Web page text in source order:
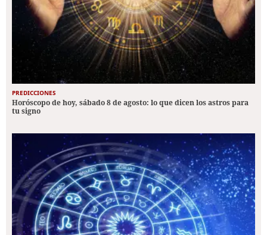
PREDICCIONES
Horóscopo de hoy, sábado 8 de agosto: lo que dicen los astros para
tu signo